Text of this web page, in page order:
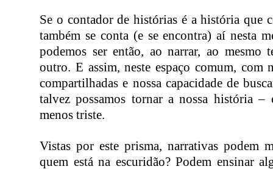
Se o contador de histórias é a história que
também se conta (e se encontra) aí nesta
podemos ser então, ao narrar, ao mesmo
outro. E assim, neste espaço comum, com
compartilhadas e nossa capacidade de
talvez possamos tornar a nossa história
menos triste.
Vistas por este prisma, narrativas podem
quem está na escuridão? Podem ensinar